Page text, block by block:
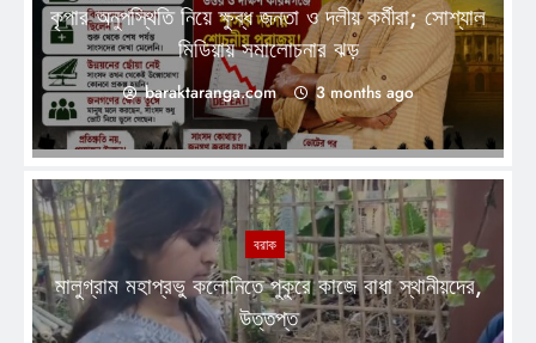
কৃপার অনুপস্থিতি নিয়ে ক্ষুব্ধ জনতা ও দলীয় কর্মীরা; সোশ্যাল
মিডিয়ায় সমালোচনার ঝড়
baraktaranga.com 3 months ago
বরাক
মালুগ্রাম মহাপ্রভু কলোনিতে পুকুরে কাজে বাধা স্থানীয়দের,
উত্তপ্ত